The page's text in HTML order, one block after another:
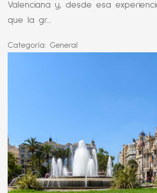
Valenciana y, desde esa
que la gr...
Categoría: General